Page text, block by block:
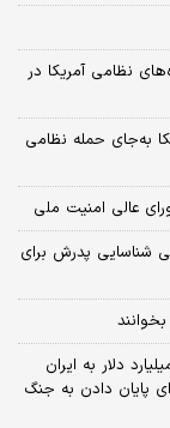
نظامی آمریکا در
به‌جای حمله نظامی
عالی امنیت ملی
شناسایی پدرش برای
پیشنهادی برای بازگشایی تنگه هرمز سالانه ۱۰۰ میلیارد دلار به ایران
پایان دادن به جنگ